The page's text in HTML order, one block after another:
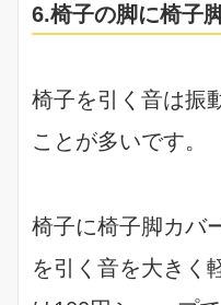
6.椅子の脚に椅子
椅子を引く音は振
ことが多いです。
椅子に椅子脚カバ
を引く音を大きく